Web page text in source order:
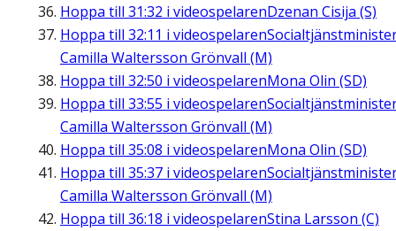
Hoppa till 31:32 i videospelarenDzenan Cisija (S)
Hoppa till 32:11 i videospelaren
Camilla Waltersson Grönvall (M)
Hoppa till 32:50 i videospelarenMona Olin (SD)
Hoppa till 33:55 i videospelaren
Camilla Waltersson Grönvall (M)
Hoppa till 35:08 i videospelarenMona Olin (SD)
Hoppa till 35:37 i videospelaren
Camilla Waltersson Grönvall (M)
Hoppa till 36:18 i videospelarenStina Larsson (C)